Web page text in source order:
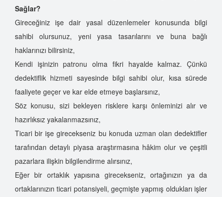
Sağlar?
Gireceğiniz işe dair yasal düzenlemeler konusunda bilgi
sahibi olursunuz, yeni yasa tasarılarını ve buna bağlı
haklarınızı bilirsiniz,
Kendi işinizin patronu olma fikri hayalde kalmaz. Çünkü
dedektiflik hizmeti sayesinde bilgi sahibi olur, kısa sürede
faaliyete geçer ve kar elde etmeye başlarsınız,
Söz konusu, sizi bekleyen risklere karşı önleminizi alır ve
hazırlıksız yakalanmazsınız,
Ticari bir işe girecekseniz bu konuda uzman olan dedektifler
tarafından detaylı piyasa araştırmasına hâkim olur ve çeşitli
pazarlara ilişkin bilgilendirme alırsınız,
Eğer bir ortaklık yapısına girecekseniz, ortağınızın ya da
ortaklarınızın ticari potansiyeli, geçmişte yapmış oldukları işler